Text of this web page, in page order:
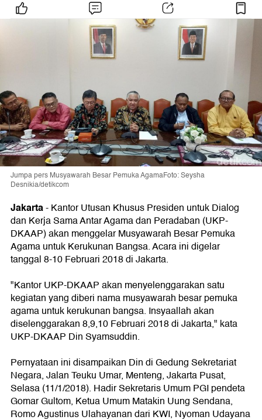
Jumpa pers Musyawarah Besar Pemuka AgamaFoto: Seysha
Desnikia/detikcom
Jakarta-Kantor Utusan Khusus Presiden untuk Dialog
dan Kerja Sama Antar Agama dan Peradaban (UKP-
DKAAP) akan menggelar Musyawarah Besar Pemuka
Agama untuk Kerukunan Bangsa. Acara ini digelar
tanggal 8-10 Februari 2018 di Jakarta.
"Kantor UKP-DKAAP akan menyelenggarakan satu
kegiatan yang diberi nama musyawarah besar pemuka
agama untuk kerukunan bangsa. Insyaallah akan
diselenggarakan 8,9,10 Februari 2018 di Jakarta," kata
UKP-DKAAP Din Syamsuddin.
Pernyataan ini disampaikan Din di Gedung Sekretariat
Negara, Jalan Teuku Umar, Menteng, Jakarta Pusat,
Selasa (11/1/2018). Hadir Sekretaris Umum PGI pendeta
Gomar Gultom, Ketua Umum Matakin Uung Sendana,
Romo Agustinus Ulahayanan dari KWI, Nyoman Udayana